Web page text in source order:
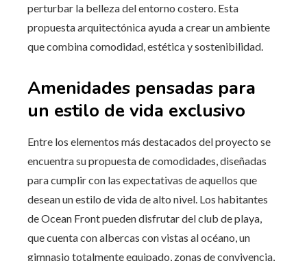
perturbar la belleza del entorno costero. Esta
propuesta arquitectónica ayuda a crear un ambiente
que combina comodidad, estética y sostenibilidad.
Amenidades pensadas para
un estilo de vida exclusivo
Entre los elementos más destacados del proyecto se
encuentra su propuesta de comodidades, diseñadas
para cumplir con las expectativas de aquellos que
desean un estilo de vida de alto nivel. Los habitantes
de Ocean Front pueden disfrutar del club de playa,
que cuenta con albercas con vistas al océano, un
gimnasio totalmente equipado, zonas de convivencia,